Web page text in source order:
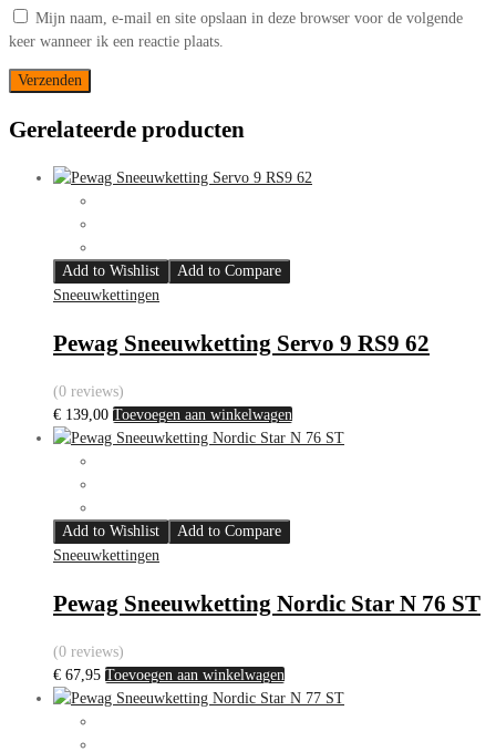
Mijn naam, e-mail en site opslaan in deze browser voor de volgende
keer wanneer ik een reactie plaats.
Gerelateerde producten
Add to Wishlist
Add to Compare
Sneeuwkettingen
Pewag Sneeuwketting Servo 9 RS9 62
(0 reviews)
€ 139,00 Toevoegen aan winkelwagen
Add to Wishlist
Add to Compare
Sneeuwkettingen
Pewag Sneeuwketting Nordic Star N 76 ST
(0 reviews)
€ 67,95 Toevoegen aan winkelwagen